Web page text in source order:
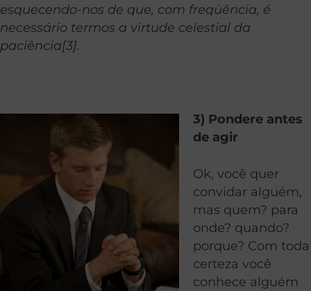
esquecendo-nos de que, com freqüência, é
necessário termos a virtude celestial da
paciência[3].
3) Pondere antes
de agir
Ok, você quer
convidar alguém,
mas quem? para
onde? quando?
porque? Com toda
certeza você
conhece alguém